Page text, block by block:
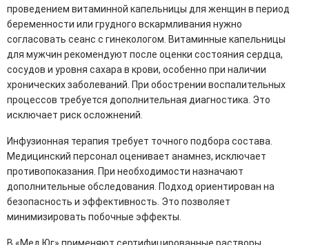
проведением витаминной капельницы для женщин в период
беременности или грудного вскармливания нужно
согласовать сеанс с гинекологом. Витаминные капельницы
для мужчин рекомендуют после оценки состояния сердца,
сосудов и уровня сахара в крови, особенно при наличии
хронических заболеваний. При обострении воспалительных
процессов требуется дополнительная диагностика. Это
исключает риск осложнений.
Инфузионная терапия требует точного подбора состава.
Медицинский персонал оценивает анамнез, исключает
противопоказания. При необходимости назначают
дополнительные обследования. Подход ориентирован на
безопасность и эффективность. Это позволяет
минимизировать побочные эффекты.
В «Мед Юг» применяют сертифицированные растворы,